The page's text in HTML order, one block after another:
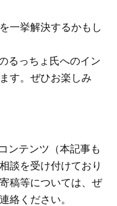
一挙解決するかもし
るっちょ氏へのイン
す。ぜひお楽しみ
ンテンツ（本記事も
談を受け付けており
稿等については、ぜ
絡ください。